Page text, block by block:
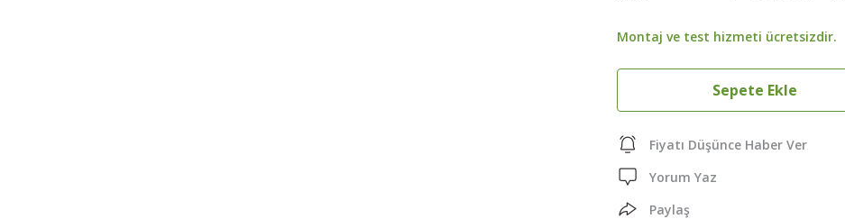
Montaj ve test hizmeti ücretsizdir.
Sepete Ekle
Fiyatı Düşünce Haber Ver
Yorum Yaz
Paylaş